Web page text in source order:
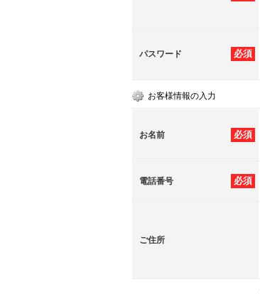
必須
パスワード
お客様情報の入力
必須
お名前
必須
電話番号
ご住所